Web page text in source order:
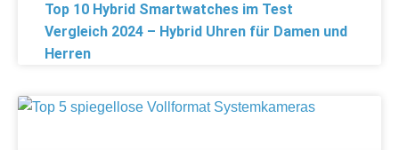
Top 10 Hybrid Smartwatches im Test
Vergleich 2024 – Hybrid Uhren für Damen und
Herren